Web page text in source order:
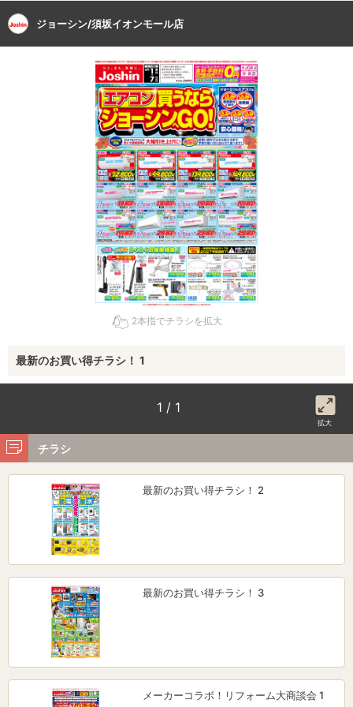
ジョーシン/須坂イオンモール店
2本指でチラシを拡大
最新のお買い得チラシ！ 1
1 / 1
拡大
チラシ
最新のお買い得チラシ！ 2
最新のお買い得チラシ！ 3
メーカーコラボ！リフォーム大商談会 1